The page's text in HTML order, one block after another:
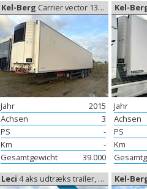
Kel-Berg Carrier vector 1350, Kühl Koffer
Jahr
2015
Achsen
3
PS
-
Km
-
Gesamtgewicht
39.000
Kel-
Jahr
Achsen
PS
Km
Leci 4 aks udtræks trailer, Ausziehbare Anhänger Kel-